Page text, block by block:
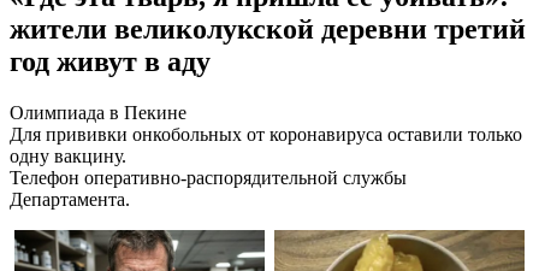
жители великолукской деревни третий
год живут в аду
Олимпиада в Пекине
Для прививки онкобольных от коронавируса оставили только
одну вакцину.
Телефон оперативно-распорядительной службы
Департамента.